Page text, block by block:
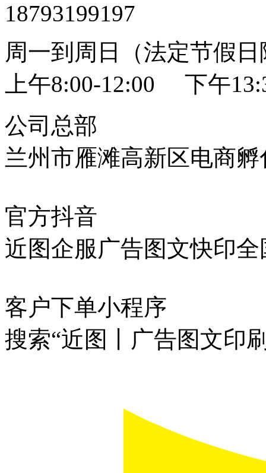
18793199197
周一到周日（法定节假
上午8:00-12:00 下午
公司总部
兰州市雁滩高新区电商孵
官方抖音
近图企服广告图文快印全
客户下单小程序
搜索“近图丨广告图文印